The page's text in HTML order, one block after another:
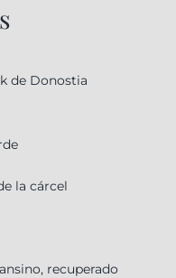
de Donostia
la cárcel
recuperado